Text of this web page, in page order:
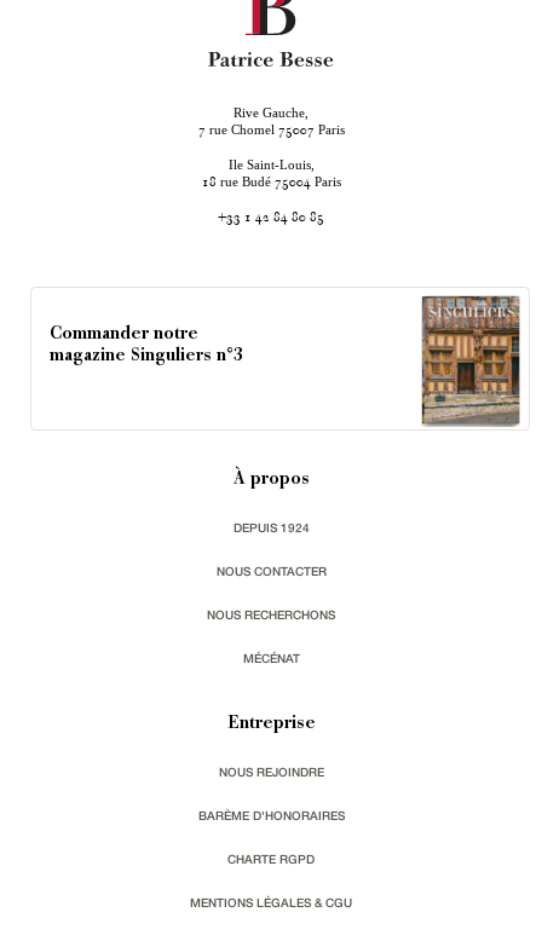
Rive Gauche,
7 rue Chomel 75007 Paris
Ile Saint-Louis,
18 rue Budé 75004 Paris
+33 1 42 84 80 85
Commander notre
magazine Singuliers n°3
À propos
DEPUIS 1924
NOUS CONTACTER
NOUS RECHERCHONS
MÉCÉNAT
Entreprise
NOUS REJOINDRE
BARÈME D'HONORAIRES
CHARTE RGPD
MENTIONS LÉGALES & CGU